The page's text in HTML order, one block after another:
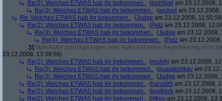
Re(2): Welches ETWAS hab ihr bekommen.. ( InchNail am 23.12.2008,
Re(3): Welches ETWAS hab ihr bekommen.. (andvol am
Re: Welches ETWAS hab ihr bekommen.. (Judge am 23.12.2008,
Re(2): Welches ETWAS hab ihr bekommen.. (Petz am 23.12.2008,
Re(3): Welches ETWAS hab ihr bekommen.. (Judge am 23.12.2008,
Re(4): Welches ETWAS hab ihr bekommen.. (Petz am
Vom Autor zurückgezogen oder Autor hat seine Registrierung nicht
23.12.2008, 13:39:59)
Re(2): Welches ETWAS hab ihr bekommen.. (muhrly am 23.12.2008,
Re(3): Welches ETWAS hab ihr bekommen.. (quasikonkav am
Re(3): Welches ETWAS hab ihr bekommen.. (Judge am 23.12.2008,
Re(2): Welches ETWAS hab ihr bekommen.. (hansi99 am 23.12.2008,
Re(2): Welches ETWAS hab ihr bekommen.. (kopfnick am 23.12.2008,
Re(2): Welches ETWAS hab ihr bekommen.. ( littleo am 23.12.2008,